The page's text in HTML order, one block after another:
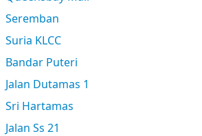
Seremban
Suria KLCC
Bandar Puteri
Jalan Dutamas 1
Sri Hartamas
Jalan Ss 21